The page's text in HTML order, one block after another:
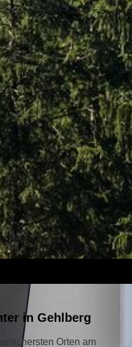
in Gehlberg
Orten am